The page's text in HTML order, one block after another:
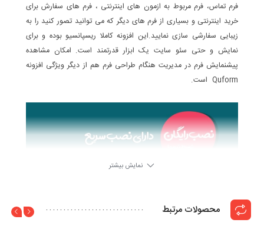
فرم تماس، فرم مربوط به ازمون های اینترنتی ، فرم های سفارش برای
خرید اینترنتی و بسیاری از فرم های دیگر که می توانید تصور کنید را به
زیبایی سفارشی سازی نمایید.این افزونه کاملا ریسپانسیو بوده و برای
نمایش و حتی سئو سایت یک ابزار قدرتمند است. امکان مشاهده
پیشنمایش فرم در مدیریت هنگام طراحی فرم هم از دیگر ویژگی افزونه
Quform است.
شده است.
نمایش بیشتر
محصولات مرتبط